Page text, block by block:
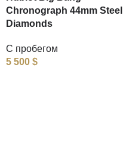
Chronograph 44mm Steel
Diamonds
С пробегом
5 500 $